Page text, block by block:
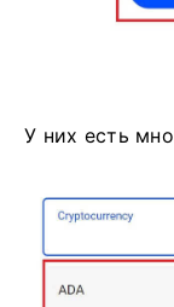
У них есть